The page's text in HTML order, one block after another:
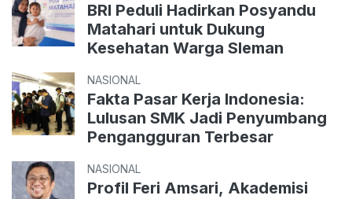
BRI Peduli Hadirkan Posyandu
Matahari untuk Dukung
Kesehatan Warga Sleman
NASIONAL
Fakta Pasar Kerja Indonesia:
Lulusan SMK Jadi Penyumbang
Pengangguran Terbesar
NASIONAL
Profil Feri Amsari, Akademisi